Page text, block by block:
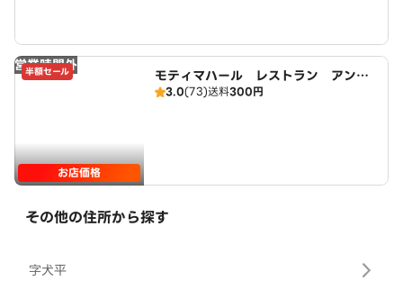
営業時間外
半額セール
お店価格
モティマハール レストラン アンド
バー
3.0(73)送料300円
その他の住所から探す
字犬平